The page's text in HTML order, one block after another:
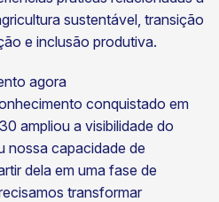
sustentável, transição
e inclusão produtiva.
agora
conquistado em
ampliou a visibilidade do
nossa capacidade de
dela em uma fase de
transformar